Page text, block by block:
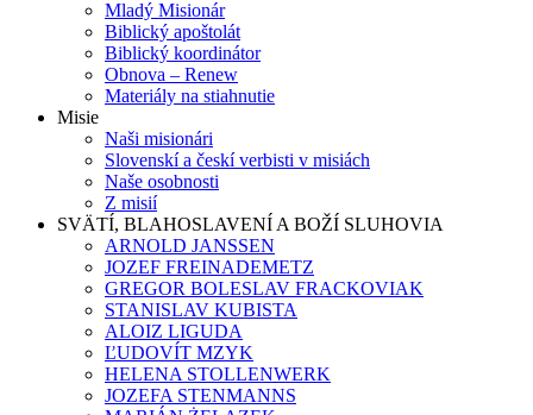
Mladý Misionár
Biblický apoštolát
Biblický koordinátor
Obnova – Renew
Materiály na stiahnutie
Misie
Naši misionári
Slovenskí a českí verbisti v misiách
Naše osobnosti
Z misií
SVÄTÍ, BLAHOSLAVENÍ A BOŽÍ SLUHOVIA
ARNOLD JANSSEN
JOZEF FREINADEMETZ
GREGOR BOLESLAV FRACKOVIAK
STANISLAV KUBISTA
ALOIZ LIGUDA
ĽUDOVÍT MZYK
HELENA STOLLENWERK
JOZEFA STENMANNS